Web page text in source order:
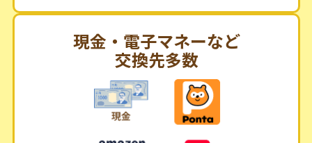
現金・電子マネーなど
交換先多数